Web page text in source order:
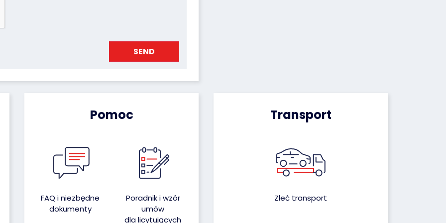
Pomoc
FAQ i niezbędne
dokumenty
Poradnik i wzór
umów
dla licytujących
Transport
Zleć transport